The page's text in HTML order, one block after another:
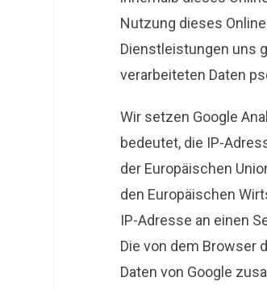
Nutzung dieses
Dienstleistungen uns
verarbeiteten Daten
Wir setzen Google
bedeutet, die IP-
der Europäischen
den Europäischen
IP-Adresse an einen
Die von dem Browser
Daten von Google